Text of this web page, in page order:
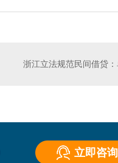
立即咨询